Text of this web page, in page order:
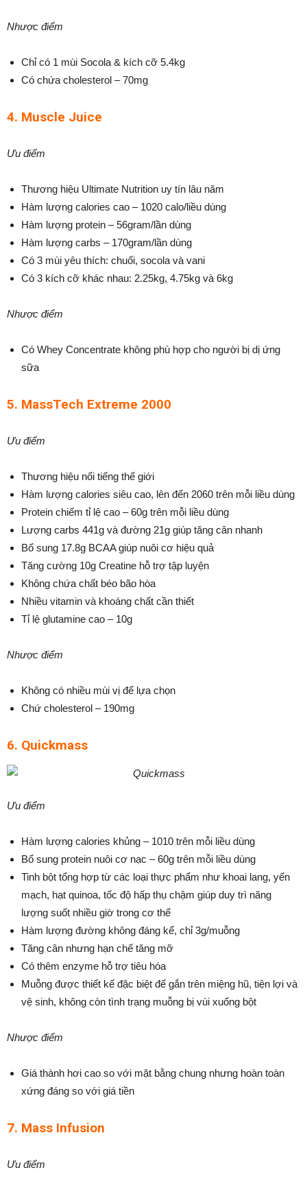
Nhược điểm
Chỉ có 1 mùi Socola & kích cỡ 5.4kg
Có chứa cholesterol – 70mg
4. Muscle Juice
Ưu điểm
Thương hiệu Ultimate Nutrition uy tín lâu năm
Hàm lượng calories cao – 1020 calo/liều dùng
Hàm lượng protein – 56gram/lần dùng
Hàm lượng carbs – 170gram/lần dùng
Có 3 mùi yêu thích: chuối, socola và vani
Có 3 kích cỡ khác nhau: 2.25kg, 4.75kg và 6kg
Nhược điểm
Có Whey Concentrate không phù hợp cho người bị dị ứng
sữa
5. MassTech Extreme 2000
Ưu điểm
Thương hiệu nổi tiếng thế giới
Hàm lượng calories siêu cao, lên đến 2060 trên mỗi liều dùng
Protein chiếm tỉ lệ cao – 60g trên mỗi liều dùng
Lượng carbs 441g và đường 21g giúp tăng cân nhanh
Bổ sung 17.8g BCAA giúp nuôi cơ hiệu quả
Tăng cường 10g Creatine hỗ trợ tập luyện
Không chứa chất béo bão hòa
Nhiều vitamin và khoáng chất cần thiết
Tỉ lệ glutamine cao – 10g
Nhược điểm
Không có nhiều mùi vị để lựa chọn
Chứ cholesterol – 190mg
6. Quickmass
Ưu điểm
Hàm lượng calories khủng – 1010 trên mỗi liều dùng
Bổ sung protein nuôi cơ nạc – 60g trên mỗi liều dùng
Tinh bột tổng hợp từ các loại thực phẩm như khoai lang, yến
mạch, hạt quinoa, tốc độ hấp thụ chậm giúp duy trì năng
lượng suốt nhiều giờ trong cơ thể
Hàm lượng đường không đáng kể, chỉ 3g/muỗng
Tăng cân nhưng hạn chế tăng mỡ
Có thêm enzyme hỗ trợ tiêu hóa
Muỗng được thiết kế đặc biệt để gắn trên miệng hũ, tiện lợi và
vệ sinh, không còn tình trạng muỗng bị vùi xuống bột
Nhược điểm
Giá thành hơi cao so với mặt bằng chung nhưng hoàn toàn
xứng đáng so với giá tiền
7. Mass Infusion
Ưu điểm